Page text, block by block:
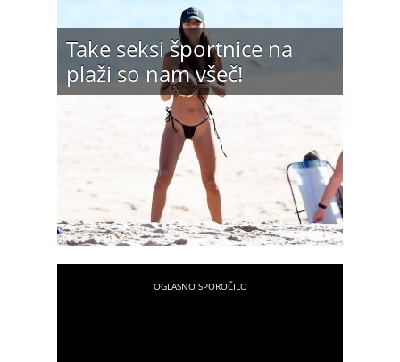
Take seksi športnice na
plaži so nam všeč!